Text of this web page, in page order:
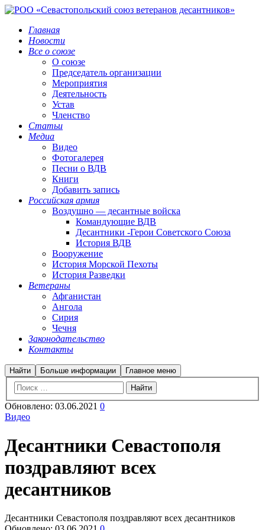
Главная
Новости
Все о союзе
О союзе
Председатель организации
Мероприятия
Деятельность
Устав
Членство
Статьи
Медиа
Видео
Фотогалерея
Песни о ВДВ
Книги
Добавить запись
Российская армия
Воздушно — десантные войска
Командующие ВДВ
Десантники -Герои Советского Союза
История ВДВ
Вооружение
История Морской Пехоты
История Разведки
Ветераны
Афганистан
Ангола
Сирия
Чечня
Законодательство
Контакты
Найти Больше информации Главное меню
Обновлено: 03.06.2021 0
Видео
Десантники Севастополя
поздравляют всех
десантников
Десантники Севастополя поздравляют всех десантников